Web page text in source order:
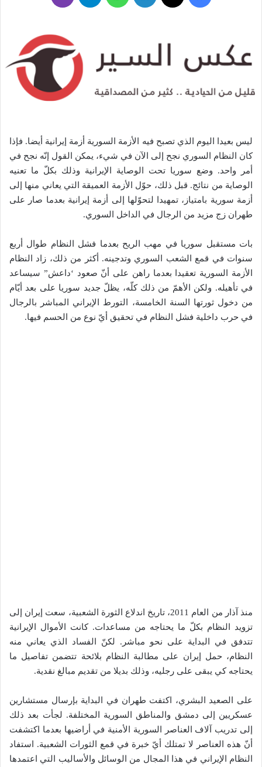
ليس بعيدا اليوم الذي تصبح فيه الأزمة السورية أزمة إيرانية أيضا. فإذا
كان النظام السوري نجح إلى الآن في شيء، يمكن القول إنّه نجح في
أمر واحد. وضع سوريا تحت الوصاية الإيرانية وذلك بكلّ ما تعنيه
الوصاية من نتائج. قبل ذلك، حوّل الأزمة العميقة التي يعاني منها إلى
أزمة سورية بامتياز، تمهيدا لتحوّلها إلى أزمة إيرانية بعدما صار على
طهران زج مزيد من الرجال في الداخل السوري.
بات مستقبل سوريا في مهب الريح بعدما فشل النظام طوال أربع
سنوات في قمع الشعب السوري وتدجينه. أكثر من ذلك، زاد النظام
الأزمة السورية تعقيدا بعدما راهن على أنّ صعود ‘داعش” سيساعد
في تأهيله. ولكن الأهمّ من ذلك كلّه، يظلّ جديد سوريا على بعد أيّام
من دخول ثورتها السنة الخامسة، التورط الإيراني المباشر بالرجال
في حرب داخلية فشل النظام في تحقيق أيّ نوع من الحسم فيها.
منذ آذار من العام 2011، تاريخ اندلاع الثورة الشعبية، سعت إيران إلى
تزويد النظام بكلّ ما يحتاجه من مساعدات. كانت الأموال الإيرانية
تتدفق في البداية على نحو مباشر. لكنّ الفساد الذي يعاني منه
النظام، حمل إيران على مطالبة النظام بلائحة تتضمن تفاصيل ما
يحتاجه كي يبقى على رجليه، وذلك بديلا من تقديم مبالغ نقدية.
على الصعيد البشري، اكتفت طهران في البداية بإرسال مستشارين
عسكريين إلى دمشق والمناطق السورية المختلفة. لجأت بعد ذلك
إلى تدريب آلاف العناصر السورية الأمنية في أراضيها بعدما اكتشفت
أنّ هذه العناصر لا تمتلك أيّ خبرة في قمع الثورات الشعبية. استفاد
النظام الإيراني في هذا المجال من الوسائل والأساليب التي اعتمدها